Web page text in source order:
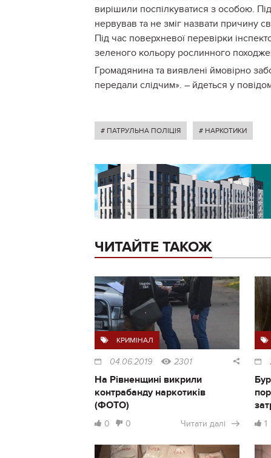
вирішили поспілкуватися з особою.
нервував та не зміг назвати причину
Під час поверхневої перевірки
зеленого кольору рослинного
Громадянина та виявлені ймовірно
передали слідчим». – йдеться у
# ПАТРУЛЬНА ПОЛІЦІЯ # НАРКОТИКИ
ЧИТАЙТЕ ТАКОЖ
КРИМІНАЛ
04.06.2019 2301
На Рівненщині викрили
контрабанду наркотиків
(ФОТО)
0 0 Читати далі 1